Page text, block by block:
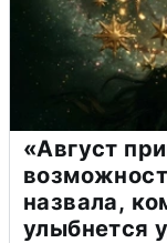
«Август
назвала,
улыбнется